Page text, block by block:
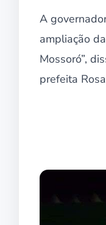
A
ampliação
Mossoró”,
prefeita